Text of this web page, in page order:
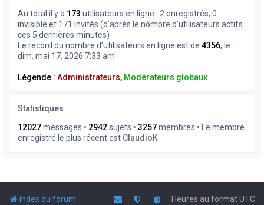
Au total il y a 173 utilisateurs en ligne : 2 enregistrés, 0
invisible et 171 invités (d’après le nombre d’utilisateurs actifs
ces 5 dernières minutes)
Le record du nombre d’utilisateurs en ligne est de 4356, le
dim. mai 17, 2026 7:33 am
Légende : Administrateurs, Modérateurs globaux
Statistiques
12027messages • 2942sujets • 3257membres • Le membre
enregistré le plus récent est ClaudioK
Index du forum Heures au formatUTC